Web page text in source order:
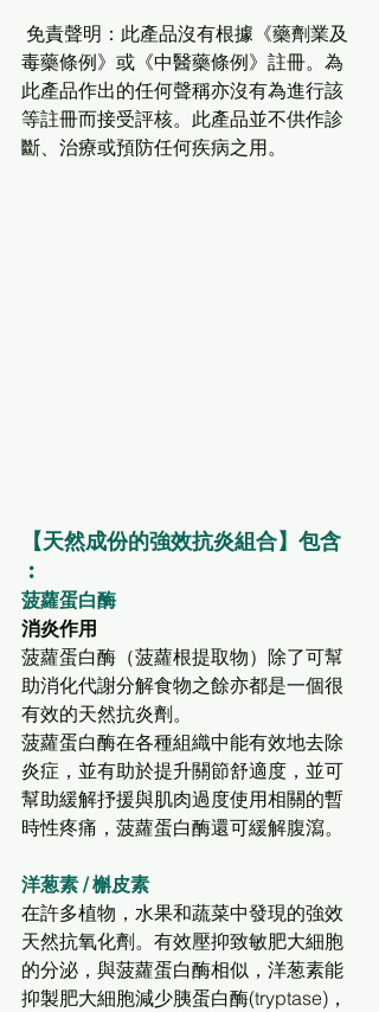
毒藥條例》或《中醫藥條例》註冊。為
此產品作出的任何聲稱亦沒有為進行該
等註冊而接受評核。此產品並不供作診
斷、治療或預防任何疾病之用。
【天然成份的強效抗炎組合】包含
︰
菠蘿蛋白酶
消炎作用
菠蘿蛋白酶（菠蘿根提取物）除了可幫
助消化代謝分解食物之餘亦都是一個很
有效的天然抗炎劑。
菠蘿蛋白酶在各種組織中能有效地去除
炎症，並有助於提升關節舒適度，並可
幫助緩解抒援與肌肉過度使用相關的暫
時性疼痛​​，菠蘿蛋白酶還可緩解腹瀉。
洋葱素 / 槲皮素
在許多植物，水果和蔬菜中發現的強效
天然抗氧化劑。有效壓抑致敏肥大細胞
的分泌，與菠蘿蛋白酶相似， 洋葱素能
抑製肥大細胞減少胰蛋白酶(tryptase)，